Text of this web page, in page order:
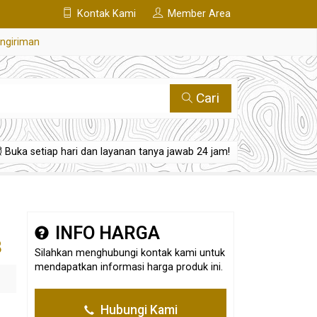
Kontak Kami Member Area
Cari
Buka setiap hari dan layanan tanya jawab 24 jam!
INFO HARGA
Silahkan menghubungi kontak kami untuk
mendapatkan informasi harga produk ini.
Hubungi Kami